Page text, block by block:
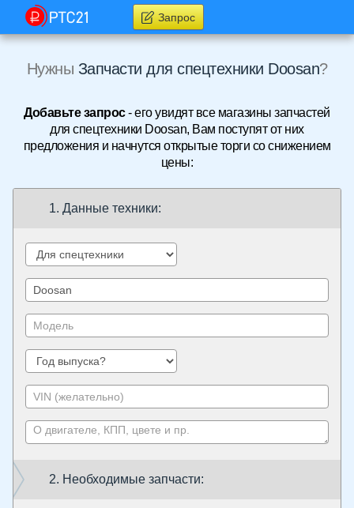
Запрос
Нужны Запчасти для спецтехники Doosan?
Добавьте запрос- его увидят все магазины запчастей
для спецтехники Doosan, Вам поступят от них
предложения и начнутся открытые торги со снижением
цены:
1. Данные техники:
2. Необходимые запчасти: